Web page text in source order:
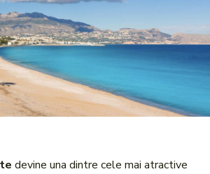
devine una dintre cele mai atractive